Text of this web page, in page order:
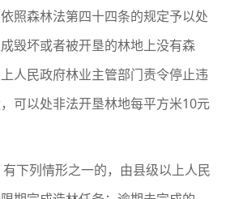
照森林法第四十四条的规定予以处
毁坏或者被开垦的林地上没有森
人民政府林业主管部门责令停止违
可以处非法开垦林地每平方米10元
列情形之一的，由县级以上人民